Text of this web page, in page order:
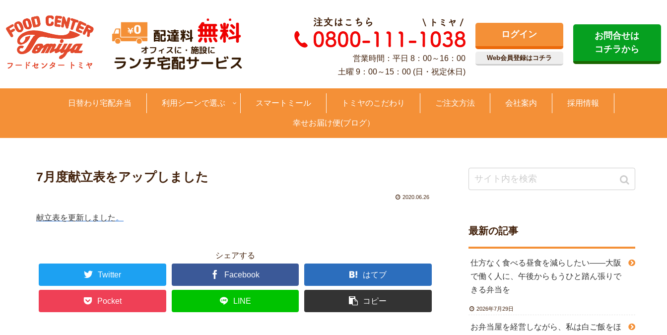
営業時間：平日 8：00～16：00
土曜 9：00～15：00 (日・祝定休日)
ログイン
Web会員登録はコチラ
お問合せは
コチラから
日替わり宅配弁当 利用シーンで選ぶ スマートミール トミヤのこだわり ご注文方法 会社案内 採用情報
幸せお届け便(ブログ）
7月度献立表をアップしました
2020.06.26
献立表を更新しました 。
シェアする
Twitter Facebook はてブ
Pocket LINE コピー
最新の記事
仕方なく食べる昼食を減らしたい――大阪
で働く人に、午後からもうひと踏ん張りで
きる弁当を
2026年7月29日
お弁当屋を経営しながら、私は白ご飯をほ